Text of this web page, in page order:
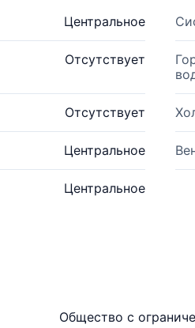
Центральное
Отсутствует
Отсутствует
Центральное
Центральное
Общество с